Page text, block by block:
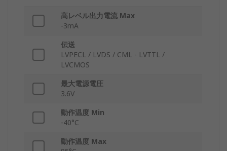
高レベル出力電流 Max
-3mA
伝送
LVPECL / LVDS / CML - LVTTL /
LVCMOS
最大電源電圧
3.6V
動作温度 Min
-40°C
動作温度 Max